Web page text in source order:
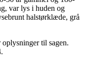
var lys i huden og
halstørklæde, grå
til sagen.